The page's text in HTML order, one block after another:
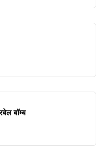
बॉम्ब